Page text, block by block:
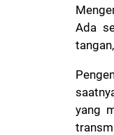
Ada
yang